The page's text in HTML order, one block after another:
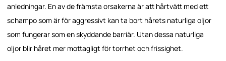
anledningar. En av de främsta orsakerna är att hårtvätt med ett
schampo som är för aggressivt kan ta bort hårets naturliga oljor
som fungerar som en skyddande barriär. Utan dessa naturliga
oljor blir håret mer mottagligt för torrhet och frissighet.